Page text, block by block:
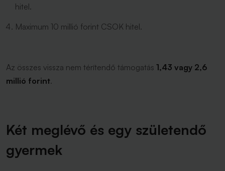
hitel.
Maximum 10 millió forint CSOK hitel.
Az összes vissza nem térítendő támogatás 1,43 vagy 2,6
millió forint.
Két meglévő és egy születendő
gyermek